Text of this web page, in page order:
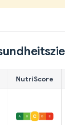
NutriScore